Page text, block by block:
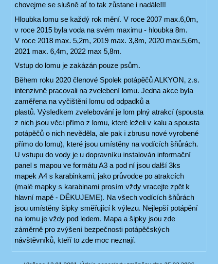
chovejme se slušně ať to tak zůstane i nadále!!!
Hloubka lomu se každý rok mění. V roce 2007 max.6,0m,
v roce 2015 byla voda na svém maximu - hloubka 8m.
V roce 2018 max. 5,2m, 2019 max. 3,8m, 2020 max.5,6m,
2021 max. 6,4m, 2022 max 5,8m.
Vstup do lomu je zakázán pouze psům.
Během roku 2020 členové Spolek potápěčů ALKYON, z.s.
intenzivně pracovali na zvelebení lomu. Jedna akce byla
zaměřena na vyčištění lomu od odpadků a
plastů. Výsledkem zvelebování je lom plný atrakcí (spousta
z nich jsou věci přímo z lomu, které leželi v kalu a spousta
potápěčů o nich nevěděla, ale pak i zbrusu nové vyrobené
přímo do lomu), které jsou umístěny na vodících šňůrách.
U vstupu do vody je u dopravníku instalován informační
panel s mapou ve formátu A3 a pod ní jsou další 3ks
mapek A4 s karabinkami, jako průvodce po atrakcích
(malé mapky s karabinami prosím vždy vracejte zpět k
hlavní mapě - DĚKUJEME). Na všech vodících šňůrách
jsou umístěny šipky směřující k výlezu. Nejlepší potápění
na lomu je vždy pod ledem. Mapa a šipky jsou zde
záměrně pro zvýšení bezpečnosti potápěčských
návštěvníků, kteří to zde moc neznají.